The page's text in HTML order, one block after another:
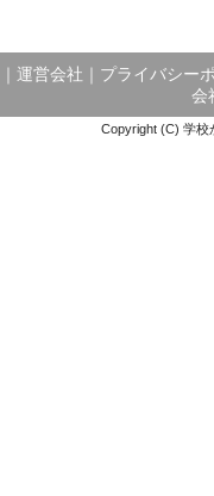
運営会社 プライバシー
会
Copyright (C) 学校